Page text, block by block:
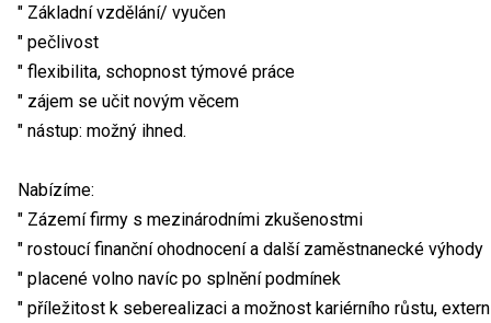
" Základní vzdělání/ vyučen
" pečlivost
" flexibilita, schopnost týmové práce
" zájem se učit novým věcem
" nástup: možný ihned.
Nabízíme:
" Zázemí firmy s mezinárodními zkušenostmi
" rostoucí finanční ohodnocení a další zaměstnanecké výhody
" placené volno navíc po splnění podmínek
" příležitost k seberealizaci a možnost kariérního růstu,